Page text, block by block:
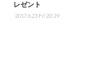
レゼント
2017.6.23 Fri 20:29